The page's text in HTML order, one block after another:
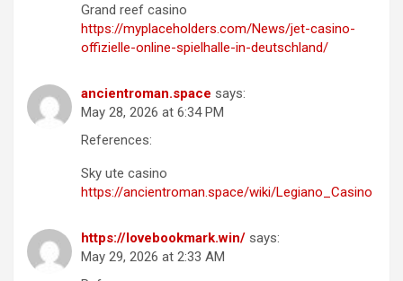
Grand reef casino
https://myplaceholders.com/News/jet-casino-
offizielle-online-spielhalle-in-deutschland/
ancientroman.space says:
May 28, 2026 at 6:34 PM
References:
Sky ute casino
https://ancientroman.space/wiki/Legiano_Casino
https://lovebookmark.win/ says:
May 29, 2026 at 2:33 AM